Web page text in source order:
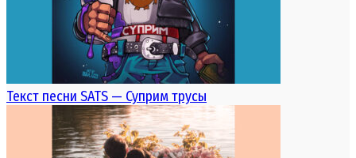
Текст песни SATS — Суприм трусы